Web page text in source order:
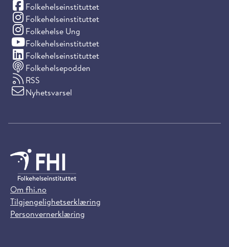
Folkehelseinstituttet
(Facebook)
Folkehelseinstituttet
(Instagram)
Folkehelse Ung
(Instagram)
Folkehelseinstituttet
(YouTube)
Folkehelseinstituttet
(LinkedIn)
Folkehelsepodden
RSS
Nyhetsvarsel
Om fhi.no
Tilgjengelighetserklæring
Personvernerklæring